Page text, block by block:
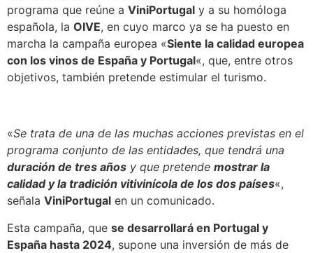
programa que reúne a ViniPortugal y a su homóloga
española, la OIVE, en cuyo marco ya se ha puesto en
marcha la campaña europea «Siente la calidad europea
con los vinos de España y Portugal«, que, entre otros
objetivos, también pretende estimular el turismo.
«Se trata de una de las muchas acciones previstas en el
programa conjunto de las entidades, que tendrá una
duración de tres años y que pretende mostrar la
calidad y la tradición vitivinícola de los dos países«,
señala ViniPortugal en un comunicado.
Esta campaña, que se desarrollará en Portugal y
España hasta 2024, supone una inversión de más de